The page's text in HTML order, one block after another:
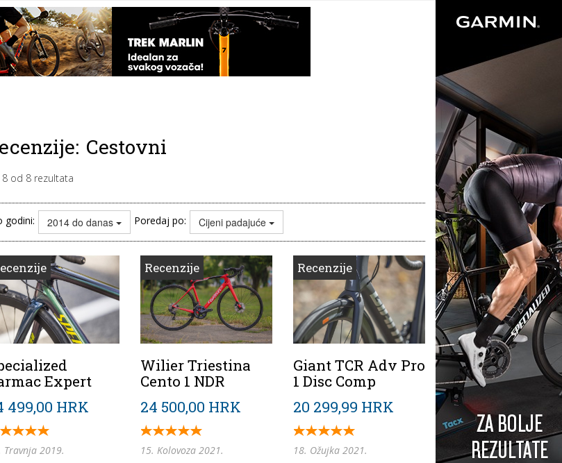
Cestovni
8 od 8 rezultata
godini: 2014 do danas Poredaj po: Cijeni padajuće
Expert
499,00 HRK
Travnja 2019.
Recenzije
Wilier Triestina
Cento 1 NDR
24 500,00 HRK
15. Kolovoza 2021.
Recenzije
Giant TCR Adv Pro
1 Disc Comp
20 299,99 HRK
18. Ožujka 2021.